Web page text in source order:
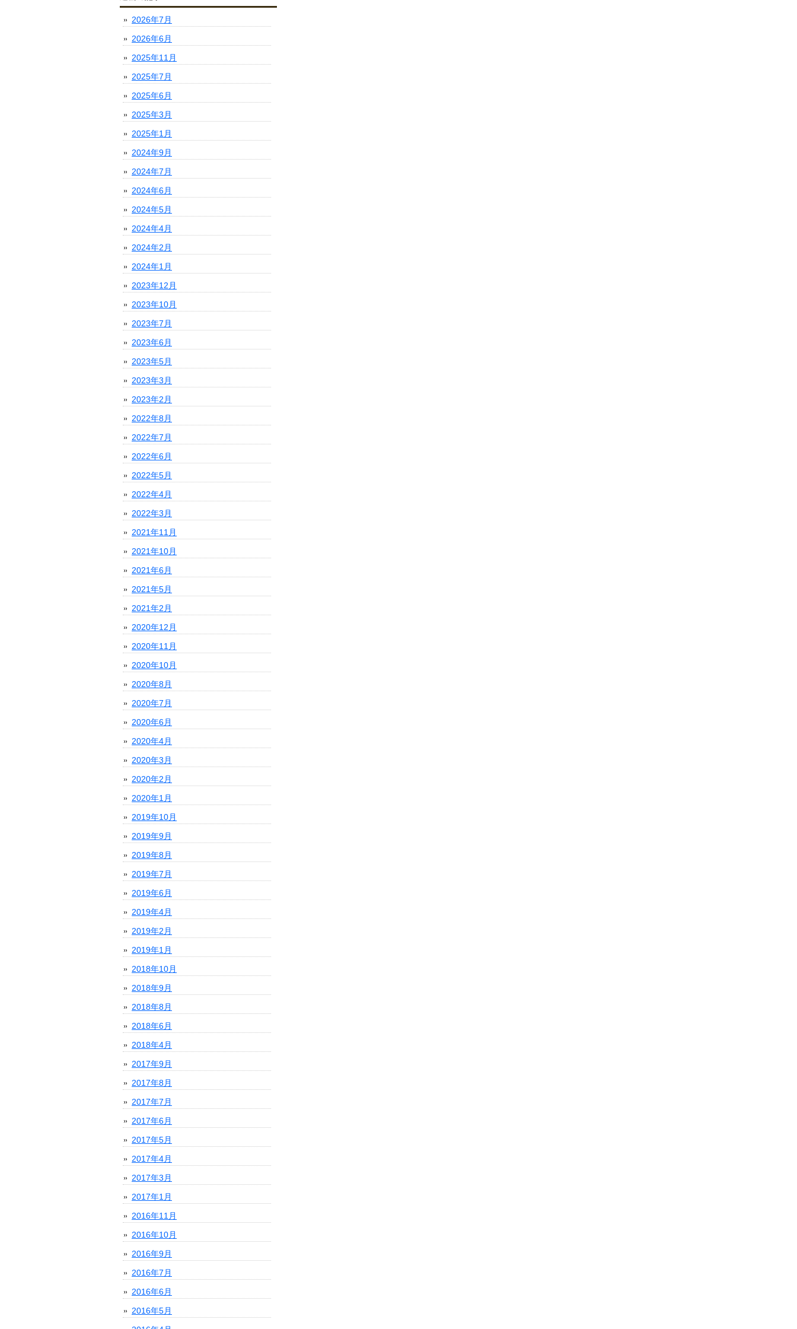
2026年7月
2026年6月
2025年11月
2025年7月
2025年6月
2025年3月
2025年1月
2024年9月
2024年7月
2024年6月
2024年5月
2024年4月
2024年2月
2024年1月
2023年12月
2023年10月
2023年7月
2023年6月
2023年5月
2023年3月
2023年2月
2022年8月
2022年7月
2022年6月
2022年5月
2022年4月
2022年3月
2021年11月
2021年10月
2021年6月
2021年5月
2021年2月
2020年12月
2020年11月
2020年10月
2020年8月
2020年7月
2020年6月
2020年4月
2020年3月
2020年2月
2020年1月
2019年10月
2019年9月
2019年8月
2019年7月
2019年6月
2019年4月
2019年2月
2019年1月
2018年10月
2018年9月
2018年8月
2018年6月
2018年4月
2017年9月
2017年8月
2017年7月
2017年6月
2017年5月
2017年4月
2017年3月
2017年1月
2016年11月
2016年10月
2016年9月
2016年7月
2016年6月
2016年5月